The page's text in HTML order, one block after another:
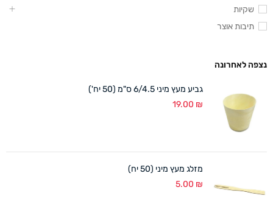
שקיות
תיבות אוצר
נצפה לאחרונה
גביע מעץ מיני 6/4.5 ס"מ (50 יח')
19.00 ₪
מזלג מעץ מיני (50 יח)
5.00 ₪